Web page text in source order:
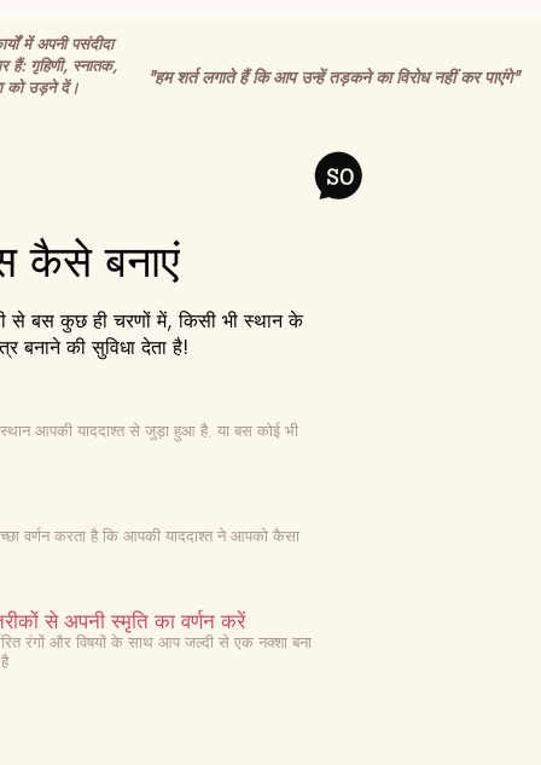
में अपनी पसंदीदा
हैं: गृहिणी, स्नातक,
को उड़ने दें।
"हम शर्त लगाते हैं कि आप उन्हें तड़कने का विरोध नहीं कर पाएंगे"
कैसे बनाएं
से बस कुछ ही चरणों में, किसी भी स्थान के
बनाने की सुविधा देता है!
आपकी याददाश्त से जुड़ा हुआ है, या बस कोई भी
वर्णन करता है कि आपकी याददाश्त ने आपको कैसा
से अपनी स्मृति का वर्णन करें
रंगों और विषयों के साथ आप जल्दी से एक नक्शा बना